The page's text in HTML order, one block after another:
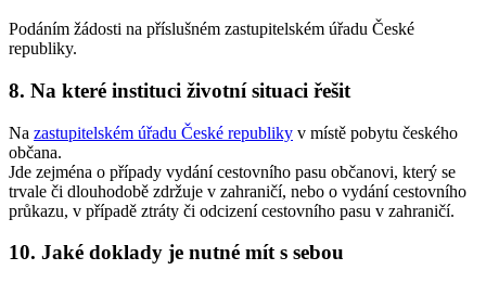
Podáním žádosti na příslušném zastupitelském úřadu České
republiky.
8. Na které instituci životní situaci řešit
Na zastupitelském úřadu České republiky v místě pobytu českého
občana.
Jde zejména o případy vydání cestovního pasu občanovi, který se
trvale či dlouhodobě zdržuje v zahraničí, nebo o vydání cestovního
průkazu, v případě ztráty či odcizení cestovního pasu v zahraničí.
10. Jaké doklady je nutné mít s sebou